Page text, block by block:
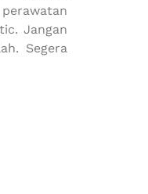
Jangan
Segera